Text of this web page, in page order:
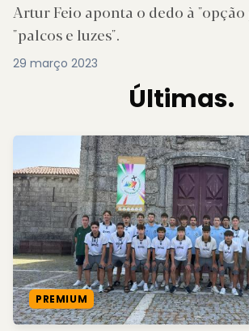
Artur Feio aponta o dedo à
"palcos e luzes".
29 março 2023
Últimas.
PREMIUM